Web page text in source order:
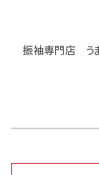
振袖専門店 う